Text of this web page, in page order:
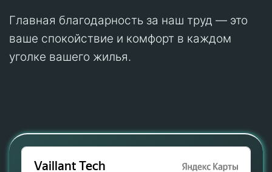
Главная благодарность за наш труд — это
ваше спокойствие и комфорт в каждом
уголке вашего жилья.